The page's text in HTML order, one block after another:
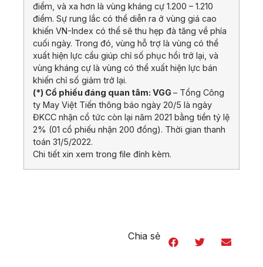
điểm, và xa hơn là vùng kháng cự 1.200 – 1.210
điểm. Sự rung lắc có thể diễn ra ở vùng giá cao
khiến VN-Index có thể sẽ thu hẹp đà tăng về phía
cuối ngày. Trong đó, vùng hỗ trợ là vùng có thể
xuất hiện lực cầu giúp chỉ số phục hồi trở lại, và
vùng kháng cự là vùng có thể xuất hiện lực bán
khiến chỉ số giảm trở lại.
(*) Cổ phiếu đáng quan tâm: VGG– Tổng Công
ty May Việt Tiến thông báo ngày 20/5 là ngày
ĐKCC nhận cổ tức còn lại năm 2021 bằng tiền tỷ lệ
2% (01 cổ phiếu nhận 200 đồng). Thời gian thanh
toán 31/5/2022.
Chi tiết xin xem trong file đính kèm.
Chia sẻ